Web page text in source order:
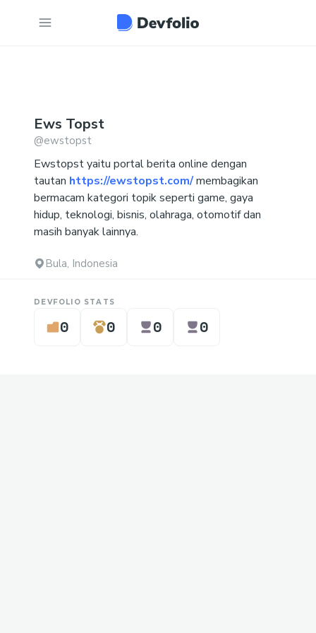
Ews Topst
@ewstopst
Ewstopst yaitu portal berita online dengan
tautan https://ewstopst.com/membagikan
bermacam kategori topik seperti game, gaya
hidup, teknologi, bisnis, olahraga, otomotif dan
masih banyak lainnya.
Bula, Indonesia
DEVFOLIO STATS
0 0 0 0